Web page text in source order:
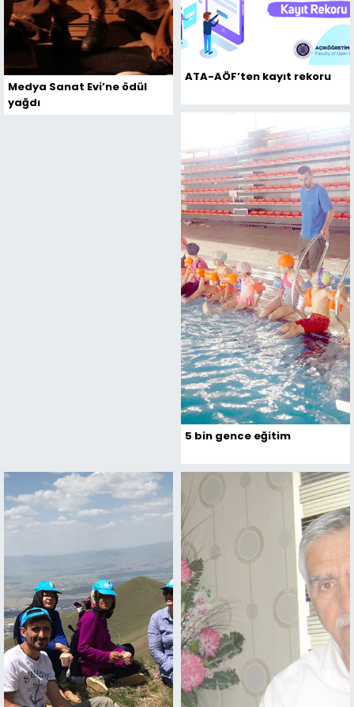
Medya Sanat Evi’ne ödül
yağdı
ATA-AÖF’ten kayıt rekoru
5 bin gence eğitim